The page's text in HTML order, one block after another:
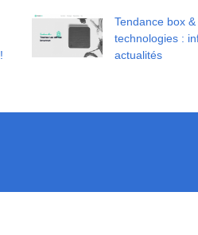
Tendance box &
technologies :
actualités